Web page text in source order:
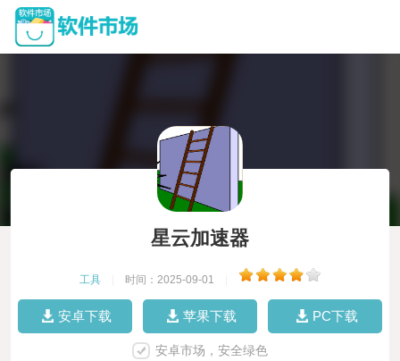
星云加速器
工具 时间：2025-09-01
安卓下载 苹果下载 PC下载
安卓市场，安全绿色